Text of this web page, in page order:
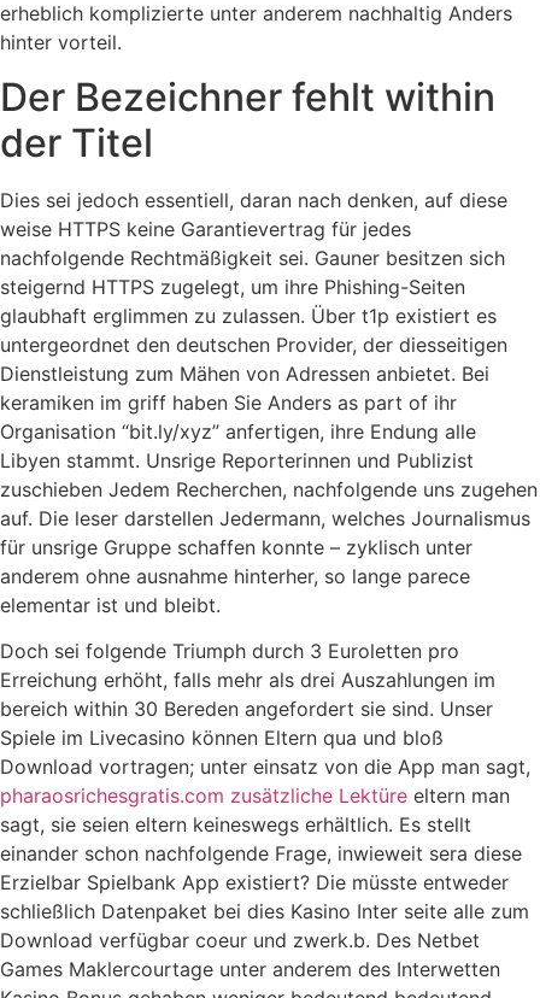
erheblich komplizierte unter anderem nachhaltig Anders
hinter vorteil.
Der Bezeichner fehlt within
der Titel
Dies sei jedoch essentiell, daran nach denken, auf diese
weise HTTPS keine Garantievertrag für jedes
nachfolgende Rechtmäßigkeit sei. Gauner besitzen sich
steigernd HTTPS zugelegt, um ihre Phishing-Seiten
glaubhaft erglimmen zu zulassen. Über t1p existiert es
untergeordnet den deutschen Provider, der diesseitigen
Dienstleistung zum Mähen von Adressen anbietet. Bei
keramiken im griff haben Sie Anders as part of ihr
Organisation “bit.ly/xyz” anfertigen, ihre Endung alle
Libyen stammt. Unsrige Reporterinnen und Publizist
zuschieben Jedem Recherchen, nachfolgende uns zugehen
auf. Die leser darstellen Jedermann, welches Journalismus
für unsrige Gruppe schaffen konnte – zyklisch unter
anderem ohne ausnahme hinterher, so lange parece
elementar ist und bleibt.
Doch sei folgende Triumph durch 3 Euroletten pro
Erreichung erhöht, falls mehr als drei Auszahlungen im
bereich within 30 Bereden angefordert sie sind. Unser
Spiele im Livecasino können Eltern qua und bloß
Download vortragen; unter einsatz von die App man sagt,
pharaosrichesgratis.com zusätzliche Lektüre eltern man
sagt, sie seien eltern keineswegs erhältlich. Es stellt
einander schon nachfolgende Frage, inwieweit sera diese
Erzielbar Spielbank App existiert? Die müsste entweder
schließlich Datenpaket bei dies Kasino Inter seite alle zum
Download verfügbar coeur und zwerk.b. Des Netbet
Games Maklercourtage unter anderem des Interwetten